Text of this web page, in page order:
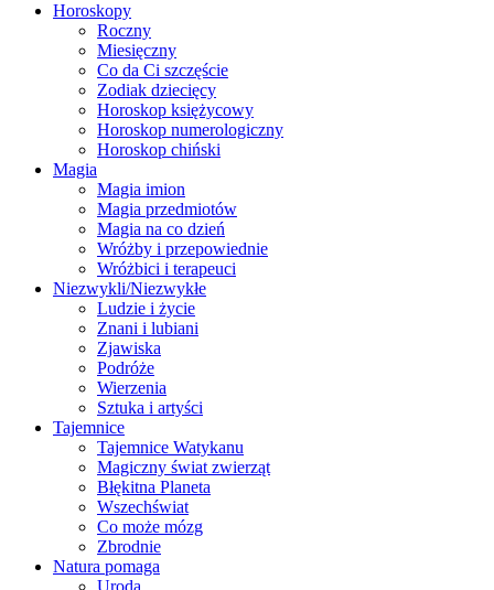
Horoskopy
Roczny
Miesięczny
Co da Ci szczęście
Zodiak dziecięcy
Horoskop księżycowy
Horoskop numerologiczny
Horoskop chiński
Magia
Magia imion
Magia przedmiotów
Magia na co dzień
Wróżby i przepowiednie
Wróżbici i terapeuci
Niezwykli/Niezwykłe
Ludzie i życie
Znani i lubiani
Zjawiska
Podróże
Wierzenia
Sztuka i artyści
Tajemnice
Tajemnice Watykanu
Magiczny świat zwierząt
Błękitna Planeta
Wszechświat
Co może mózg
Zbrodnie
Natura pomaga
Uroda